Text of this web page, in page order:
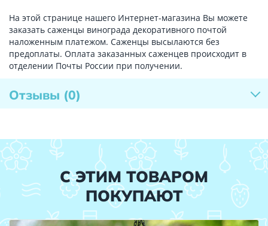
На этой странице нашего Интернет-магазина Вы можете
заказать саженцы винограда декоративного почтой
наложенным платежом. Саженцы высылаются без
предоплаты. Оплата заказанных саженцев происходит в
отделении Почты России при получении.
Отзывы (0)
С ЭТИМ ТОВАРОМ
ПОКУПАЮТ